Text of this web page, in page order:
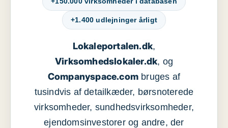
+1.400 udlejninger årligt
Lokaleportalen.dk,
Virksomhedslokaler.dk, og
Companyspace.com bruges af
tusindvis af detailkæder, børsnoterede
virksomheder, sundhedsvirksomheder,
ejendomsinvestorer og andre, der